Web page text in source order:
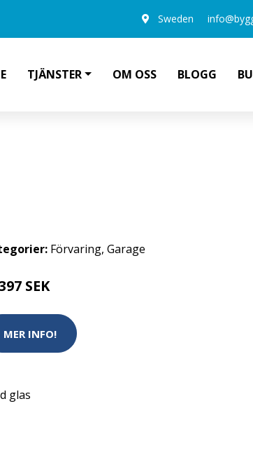
Sweden
TJÄNSTER OM OSS BLOGG
Förvaring, Garage
SEK
MER INFO!
glas